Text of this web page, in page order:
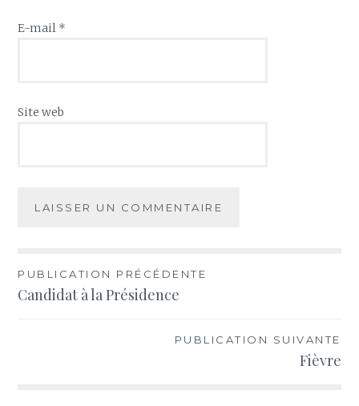
E-mail *
Site web
PUBLICATION PRÉCÉDENTE
Candidat à la Présidence
PUBLICATION SUIVANTE
Fièvre